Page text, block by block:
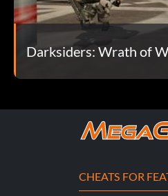
Reunidos
Objetivo: Conseguir «Ruin»
Objetivo: Matar a 666
Darksiders: Wrath of
CHEATS FOR